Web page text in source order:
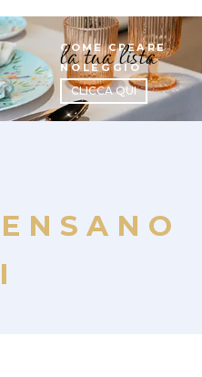
COME CREARE
la tua lista
NOLEGGIO
CLICCA QUI